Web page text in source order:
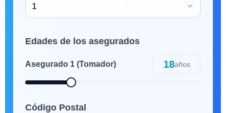
1
Edades de los asegurados
Asegurado 1 (Tomador) 18años
Código Postal